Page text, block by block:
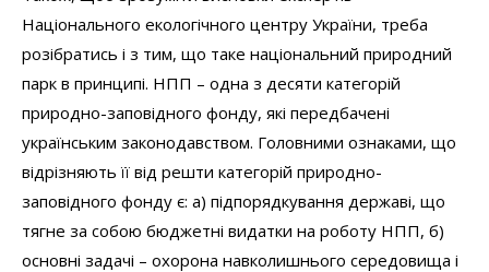
Національного екологічного центру України, треба
розібратись і з тим, що таке національний природний
парк в принципі. НПП – одна з десяти категорій
природно-заповідного фонду, які передбачені
українським законодавством. Головними ознаками, що
відрізняють її від решти категорій природно-
заповідного фонду є: а) підпорядкування державі, що
тягне за собою бюджетні видатки на роботу НПП, б)
основні задачі – охорона навколишнього середовища і